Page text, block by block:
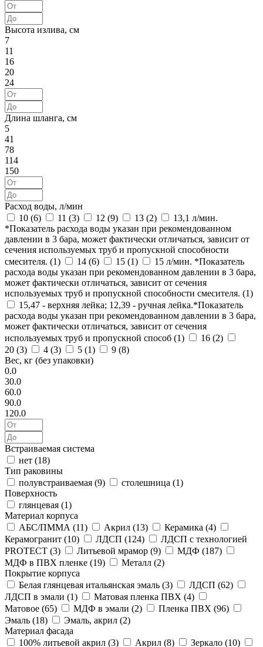
Высота излива, см
7
11
16
20
24
Длина шланга, см
5
41
78
114
150
Расход воды, л/мин
10 (6) 11 (3) 12 (9) 13 (2)
13,1 л/мин.
*Показатель расхода воды указан при рекомендованном
давлении в 3 бара, может фактически отличаться, зависит от
сечения используемых труб и пропускной способности
смесителя. (1) 14 (6) 15 (1)
15 л/мин. *Показатель
расхода воды указан при рекомендованном давлении в 3 бара,
может фактически отличаться, зависит от сечения
используемых труб и пропускной способности смесителя. (1)
15,47 - верхняя лейка; 12,39 - ручная лейка.*Показатель
расхода воды указан при рекомендованном давлении в 3 бара,
может фактически отличаться, зависит от сечения
используемых труб и пропускной способ (1) 16 (2)
20 (3) 4 (3) 5 (1) 9 (8)
Вес, кг (без упаковки)
0.0
30.0
60.0
90.0
120.0
Встраиваемая система
нет (18)
Тип раковины
полувстраиваемая (9) столешница (1)
Поверхность
глянцевая (1)
Материал корпуса
АБС/ПММА (11) Акрил (13) Керамика (4)
Керамогранит (10) ЛДСП (124)
ЛДСП с технологией
PROTECT (3) Литьевой мрамор (9) МДФ (187)
МДФ в ПВХ пленке (19) Металл (2)
Покрытие корпуса
Белая глянцевая итальянская эмаль (3) ЛДСП (62)
ЛДСП в эмали (1) Матовая пленка ПВХ (4)
Матовое (65) МДФ в эмали (2) Пленка ПВХ (96)
Эмаль (18) Эмаль, акрил (2)
Материал фасада
100% литьевой акрил (3) Акрил (8) Зеркало (10)